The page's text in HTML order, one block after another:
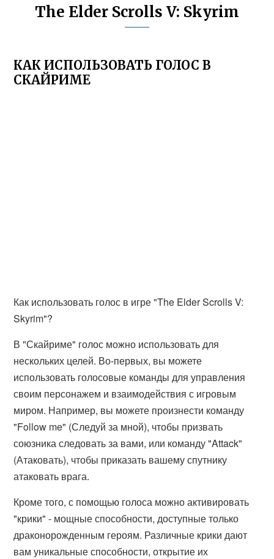
The Elder Scrolls V: Skyrim
КАК ИСПОЛЬЗОВАТЬ ГОЛОС В
СКАЙРИМЕ
Как использовать голос в игре "The Elder Scrolls V:
Skyrim"?
В "Скайриме" голос можно использовать для
нескольких целей. Во-первых, вы можете
использовать голосовые команды для управления
своим персонажем и взаимодействия с игровым
миром. Например, вы можете произнести команду
"Follow me" (Следуй за мной), чтобы призвать
союзника следовать за вами, или команду "Attack"
(Атаковать), чтобы приказать вашему спутнику
атаковать врага.
Кроме того, с помощью голоса можно активировать
"крики" - мощные способности, доступные только
драконорожденным героям. Различные крики дают
вам уникальные способности, открытие их